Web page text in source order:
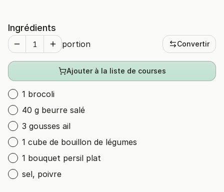
Ingrédients
portion Convertir
Ajouter à la liste de courses
1 brocoli
40 g beurre salé
3 gousses ail
1 cube de bouillon de légumes
1 bouquet persil plat
sel, poivre